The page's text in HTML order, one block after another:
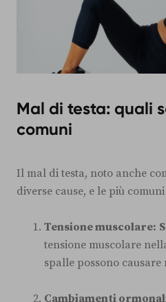
Mal di testa: quali
comuni
Il mal di testa, noto anche
diverse cause, e le più
Tensione muscolare:
tensione muscolare
spalle possono
Cambiamenti